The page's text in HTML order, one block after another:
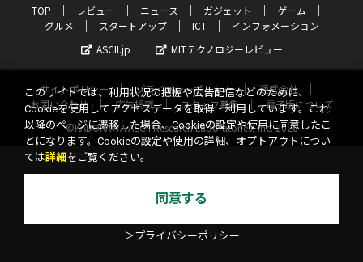
TOP レビュー ニュース ガジェット
ゲーム
グルメ
スタートアップ ICT
インフォメーション
ASCII.jp
MITテクノロジーレビュー
サイトポリシー プライバシーポリシー
運営会社
お問い合わせ
広告掲載 スタッフ募集
電子版について
©KADOKAWA ASCII Research Laboratories, Inc. 2026
このサイトでは、利用状況の把握や広告配信などのために、
Cookieを使用してアクセスデータを取得・利用しています。これ
以降のページに遷移した場合、Cookieの設定や使用に同意したこ
とになります。Cookieの設定や使用の詳細、オプトアウトについ
ては詳細 をご覧ください。
同意する
＞プライバシーポリシー